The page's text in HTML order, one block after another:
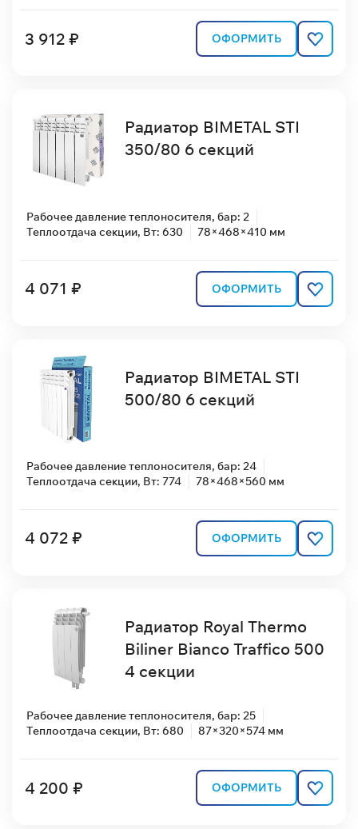
3 912 ₽ ОФОРМИТЬ
Радиатор BIMETAL STI
350/80 6 секций
Рабочее давление теплоносителя, бар: 2
Теплоотдача секции, Вт: 630
78×468×410 мм
4 071 ₽ ОФОРМИТЬ
Радиатор BIMETAL STI
500/80 6 секций
Рабочее давление теплоносителя, бар: 24
Теплоотдача секции, Вт: 774
78×468×560 мм
4 072 ₽ ОФОРМИТЬ
Радиатор Royal Thermo
Biliner Bianco Traffico 500
4 секции
Рабочее давление теплоносителя, бар: 25
Теплоотдача секции, Вт: 680
87×320×574 мм
4 200 ₽ ОФОРМИТЬ